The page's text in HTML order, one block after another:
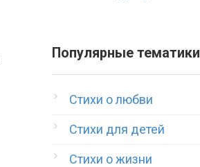
Популярные тематики
Стихи о любви
Стихи для детей
Стихи о жизни